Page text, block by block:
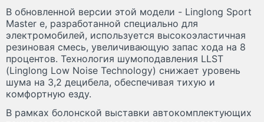
В обновленной версии этой модели - Linglong Sport
Master e, разработанной специально для
электромобилей, используется высокоэластичная
резиновая смесь, увеличивающую запас хода на 8
процентов. Технология шумоподавления LLST
(Linglong Low Noise Technology) снижает уровень
шума на 3,2 децибела, обеспечивая тихую и
комфортную езду.
В рамках болонской выставки автокомплектующих